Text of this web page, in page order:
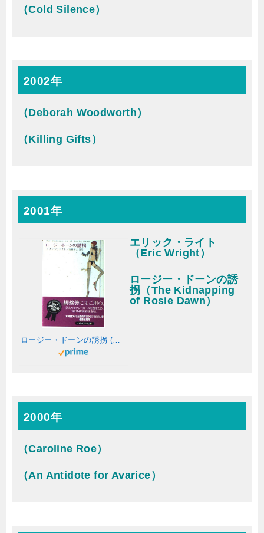
（Cold Silence）
2002年
（Deborah Woodworth）
（Killing Gifts）
2001年
ロージー・ドーンの誘拐 (ハヤカワ・ミステリ文庫 ラ 4-5)
エリック・ライト
（Eric Wright）
ロージー・ドーンの誘
拐（The Kidnapping
of Rosie Dawn）
2000年
（Caroline Roe）
（An Antidote for Avarice）